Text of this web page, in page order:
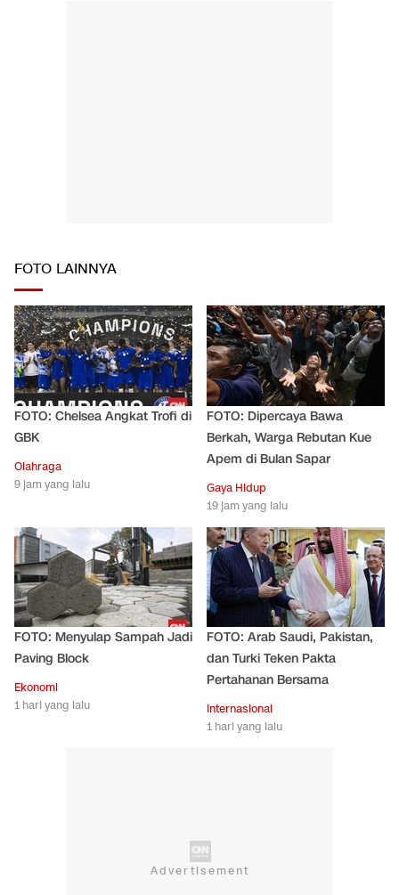
FOTO LAINNYA
FOTO: Chelsea Angkat Trofi di
GBK
Olahraga
9 jam yang lalu
FOTO: Dipercaya Bawa
Berkah, Warga Rebutan Kue
Apem di Bulan Sapar
Gaya Hidup
19 jam yang lalu
FOTO: Menyulap Sampah Jadi
Paving Block
Ekonomi
1 hari yang lalu
FOTO: Arab Saudi, Pakistan,
dan Turki Teken Pakta
Pertahanan Bersama
Internasional
1 hari yang lalu